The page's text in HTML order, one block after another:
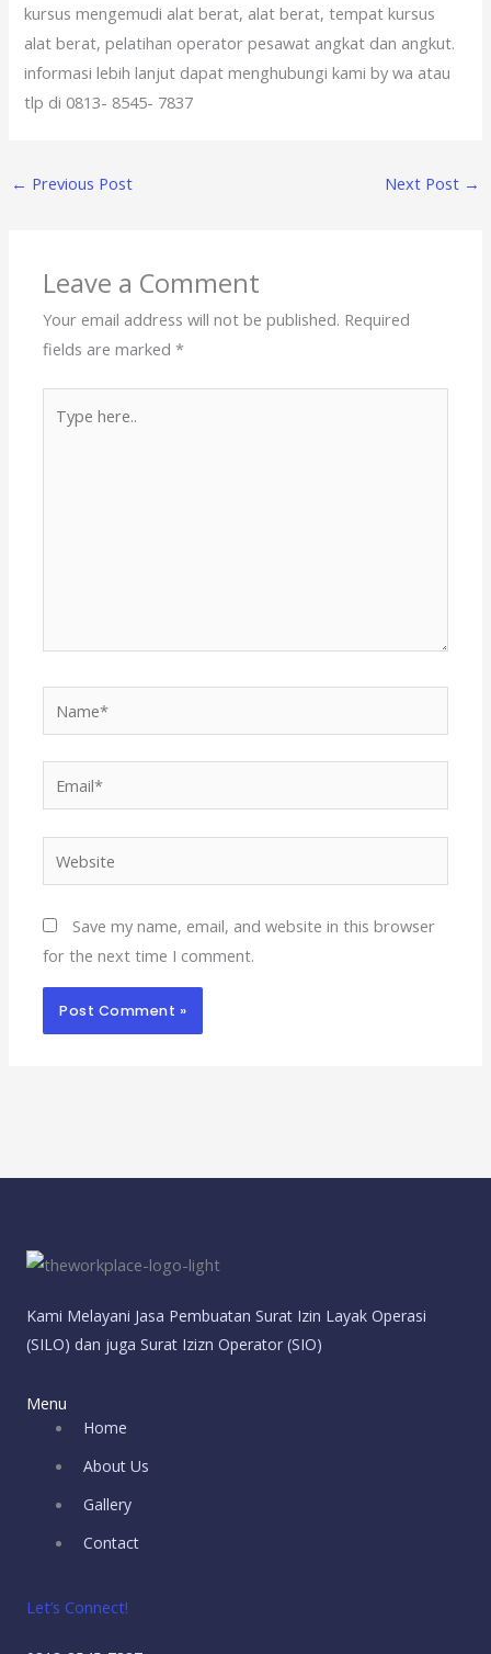
kursus mengemudi alat berat, alat berat, tempat kursus
alat berat, pelatihan operator pesawat angkat dan angkut.
informasi lebih lanjut dapat menghubungi kami by wa atau
tlp di 0813- 8545- 7837
← Previous Post Next Post →
Leave a Comment
Your email address will not be published. Required
fields are marked*
here..
Save my name, email, and website in this browser
for the next time I comment.
Kami Melayani Jasa Pembuatan Surat Izin Layak Operasi
(SILO) dan juga Surat Izizn Operator (SIO)
Menu
Home
About Us
Gallery
Contact
Let’s Connect!